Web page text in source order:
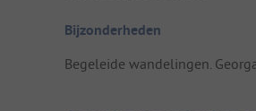
Bijzonderheden
Begeleide wandelingen.